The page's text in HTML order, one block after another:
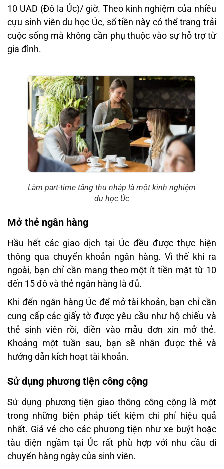
10 UAD (Đô la Úc)/ giờ. Theo kinh nghiệm của nhiều
cựu sinh viên du học Úc, số tiền này có thể trang trải
cuộc sống mà không cần phụ thuộc vào sự hỗ trợ từ
gia đình.
Làm part-time tăng thu nhập là một kinh nghiệm
du học Úc
Mở thẻ ngân hàng
Hầu hết các giao dịch tại Úc đều được thực hiện
thông qua chuyển khoản ngân hàng. Vì thế khi ra
ngoài, bạn chỉ cần mang theo một ít tiền mặt từ 10
đến 15 đô và thẻ ngân hàng là đủ.
Khi đến ngân hàng Úc để mở tài khoản, bạn chỉ cần
cung cấp các giấy tờ được yêu cầu như hộ chiếu và
thẻ sinh viên rồi, điền vào mẫu đơn xin mở thẻ.
Khoảng một tuần sau, bạn sẽ nhận được thẻ và
hướng dẫn kích hoạt tài khoản.
Sử dụng phương tiện công cộng
Sử dụng phương tiện giao thông công cộng là một
trong những biện pháp tiết kiệm chi phí hiệu quả
nhất. Giá vé cho các phương tiện như xe buýt hoặc
tàu điện ngầm tại Úc rất phù hợp với nhu cầu di
chuyển hàng ngày của sinh viên.